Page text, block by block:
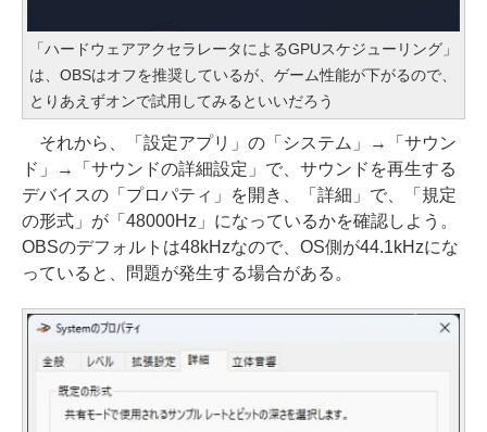
「ハードウェアアクセラレータによるGPUスケジューリング」
は、OBSはオフを推奨しているが、ゲーム性能が下がるので、
とりあえずオンで試用してみるといいだろう
それから、「設定アプリ」の「システム」→「サウン
ド」→「サウンドの詳細設定」で、サウンドを再生する
デバイスの「プロパティ」を開き、「詳細」で、「規定
の形式」が「48000Hz」になっているかを確認しよう。
OBSのデフォルトは48kHzなので、OS側が44.1kHzにな
っていると、問題が発生する場合がある。